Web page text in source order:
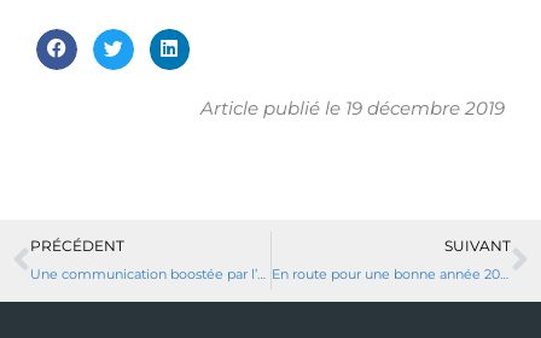
Article publié le 19 décembre 2019
PRÉCÉDENT
Une communication boostée par l’équipe Déclic pour Technobooster
SUIVANT
En route pour une bonne année 2020